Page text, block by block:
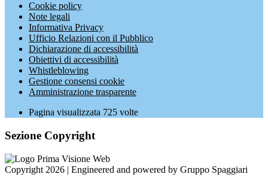
Cookie policy
Note legali
Informativa Privacy
Ufficio Relazioni con il Pubblico
Dichiarazione di accessibilità
Obiettivi di accessibilità
Whistleblowing
Gestione consensi cookie
Amministrazione trasparente
Pagina visualizzata 725 volte
Sezione Copyright
Copyright 2026 | Engineered and powered by Gruppo Spaggiari